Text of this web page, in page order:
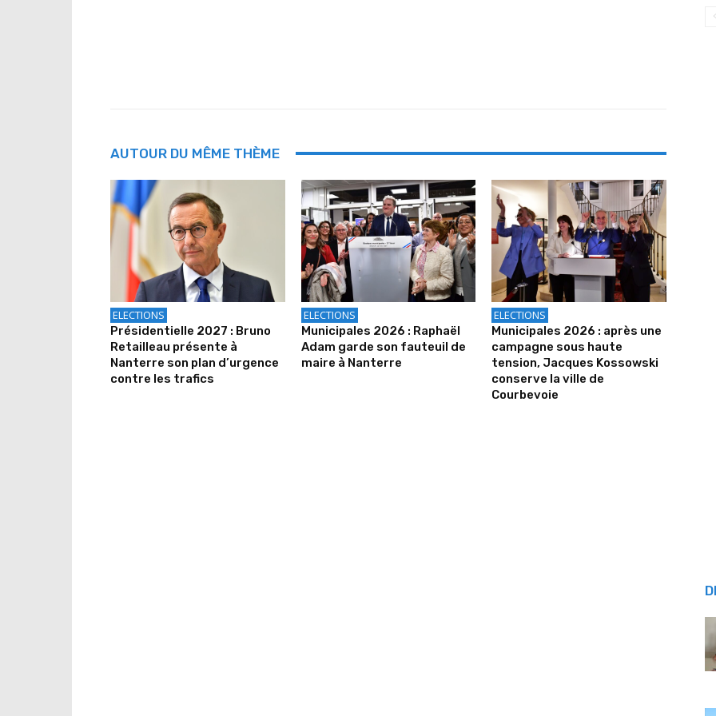
AUTOUR DU MÊME THÈME
ELECTIONS
Présidentielle 2027 : Bruno
Retailleau présente à
Nanterre son plan d’urgence
contre les trafics
ELECTIONS
Municipales 2026 : Raphaël
Adam garde son fauteuil de
maire à Nanterre
ELECTIONS
Municipales 2026 : après une
campagne sous haute
tension, Jacques Kossowski
conserve la ville de
Courbevoie